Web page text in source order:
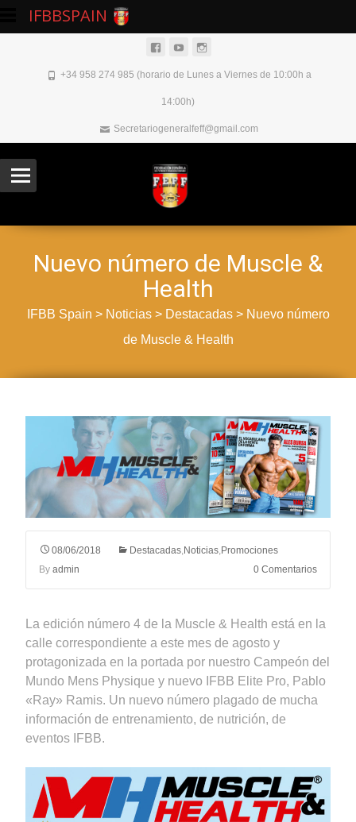
+34 958 274 985 (horario de Lunes a Viernes de 10:00h a
14:00h)
Secretariogeneralfeff@gmail.com
Nuevo número de Muscle &
Health
IFBB Spain > Noticias> Destacadas> Nuevo número
de Muscle & Health
08/06/2018 Destacadas,Noticias,Promociones
By admin 0 Comentarios
La edición número 4 de la Muscle & Health está en la
calle correspondiente a este mes de agosto y
protagonizada en la portada por nuestro Campeón del
Mundo Mens Physique y nuevo IFBB Elite Pro, Pablo
«Ray» Ramis. Un nuevo número plagado de mucha
información de entrenamiento, de nutrición, de
eventos IFBB.
IFBBSPAIN